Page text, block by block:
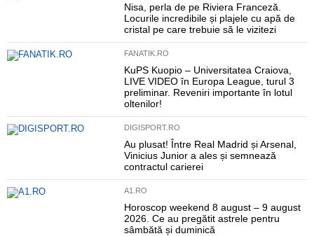
Nisa, perla de pe Riviera Franceză.
Locurile incredibile și plajele cu apă de
cristal pe care trebuie să le vizitezi
FANATIK.RO
KuPS Kuopio – Universitatea Craiova,
LIVE VIDEO în Europa League, turul 3
preliminar. Reveniri importante în lotul
oltenilor!
DIGISPORT.RO
Au plusat! Între Real Madrid și Arsenal,
Vinicius Junior a ales și semnează
contractul carierei
A1.RO
Horoscop weekend 8 august – 9 august
2026. Ce au pregătit astrele pentru
sâmbătă și duminică